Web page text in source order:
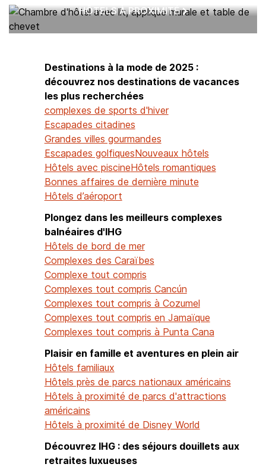
HÔTELS À PROXIMITÉ
Destinations à la mode de 2025 :
découvrez nos destinations de vacances
les plus recherchées
complexes de sports d'hiver
Escapades citadines
Grandes villes gourmandes
Escapades golfiquesNouveaux hôtels
Hôtels avec piscineHôtels romantiques
Bonnes affaires de dernière minute
Hôtels d’aéroport
Plongez dans les meilleurs complexes
balnéaires d'IHG
Hôtels de bord de mer
Complexes des Caraïbes
Complexe tout compris
Complexes tout compris Cancún
Complexes tout compris à Cozumel
Complexes tout compris en Jamaïque
Complexes tout compris à Punta Cana
Plaisir en famille et aventures en plein air
Hôtels familiaux
Hôtels près de parcs nationaux américains
Hôtels à proximité de parcs d'attractions
américains
Hôtels à proximité de Disney World
Découvrez IHG : des séjours douillets aux
retraites luxueuses